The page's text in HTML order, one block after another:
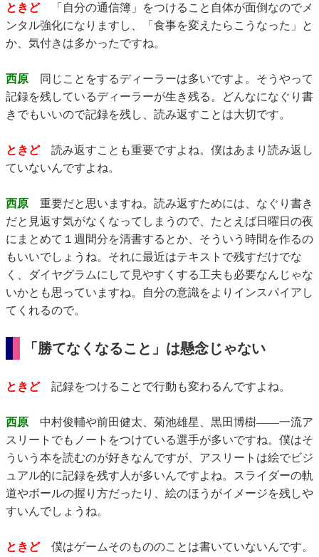
ときど「自分の通信簿」をつけること自体が面倒なのでメ
ンタル強化になりますし、「食事を変えたらこうなった」と
か、気付きは多かったですね。
西原 同じことをするディーラーは多いですよ。そうやって
記録を残しているディーラーが生き残る。どんなになぐり書
きでもいいので記録を残し、読み返すことは大切です。
ときど読み返すことも重要ですよね。僕はあまり読み返し
ていないんですよね。
西原 重要だと思いますね。読み返すためには、なぐり書き
だと見返す気がなくなってしまうので、たとえば日曜日の夜
にまとめて１週間分を清書するとか、そういう時間を作るの
もいいでしょうね。それに最近はテキストで残すだけでな
く、ダイヤグラムにして見やすくする工夫も必要なんじゃな
いかとも思っていますね。自分の意識をよりインスパイアし
てくれるので。
「勝てなくなること」は懸念じゃない
ときど記録をつけることで行動も変わるんですよね。
西原 中村俊輔や前田健太、菊池雄星、黒田博樹――一流ア
スリートでもノートをつけている選手が多いですね。僕はそ
ういう本を読むのが好きなんですが、アスリートは絵でビジ
ュアル的に記録を残す人が多いんですよね。スライダーの軌
道やボールの握り方だったり、絵のほうがイメージを残しや
すいんでしょうね。
ときど僕はゲームそのもののことは書いていないんです。